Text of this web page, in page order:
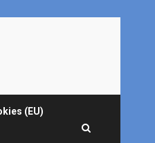
(EU)